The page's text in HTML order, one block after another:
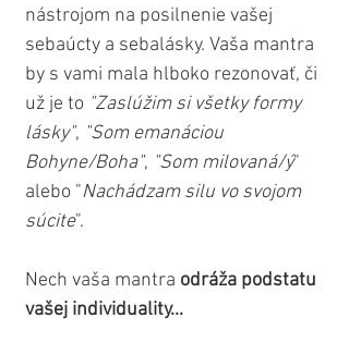
nástrojom na posilnenie vašej
sebaúcty a sebalásky. Vaša mantra
by s vami mala hlboko rezonovať, či
už je to "Zaslúžim si všetky formy
lásky", "Som emanáciou
Bohyne/Boha", "Som milovaná/ý"
alebo "Nachádzam silu vo svojom
súcite".
Nech vaša mantra odráža podstatu
vašej individuality...